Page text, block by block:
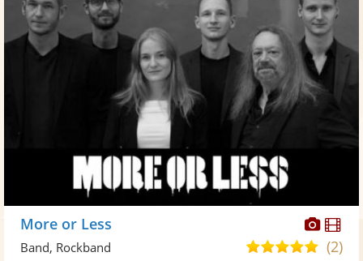
More or Less
5,0(2)
Band, Rockband